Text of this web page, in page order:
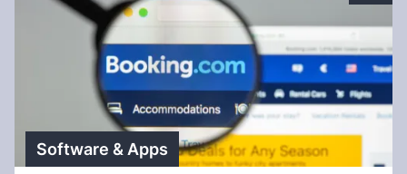
Software & Apps